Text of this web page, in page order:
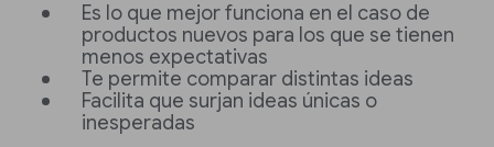
Es lo que mejor funciona en el caso de
productos nuevos para los que se tienen
menos expectativas
Te permite comparar distintas ideas
Facilita que surjan ideas únicas o
inesperadas